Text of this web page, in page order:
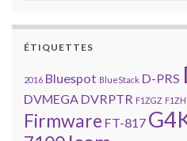
ÉTIQUETTES
2016 Bluespot BlueStack D-PRS
DVMEGA DVRPTR F1ZGZ
Firmware FT-817